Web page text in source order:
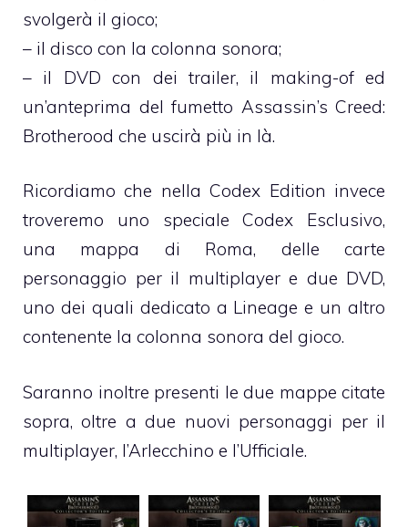
svolgerà il gioco;
– il disco con la colonna sonora;
– il DVD con dei trailer, il making-of ed
un’anteprima del fumetto Assassin’s Creed:
Brotherood che uscirà più in là.
Ricordiamo che nella Codex Edition invece
troveremo uno speciale Codex Esclusivo,
una mappa di Roma, delle carte
personaggio per il multiplayer e due DVD,
uno dei quali dedicato a Lineage e un altro
contenente la colonna sonora del gioco.
Saranno inoltre presenti le due mappe citate
sopra, oltre a due nuovi personaggi per il
multiplayer, l’Arlecchino e l’Ufficiale.